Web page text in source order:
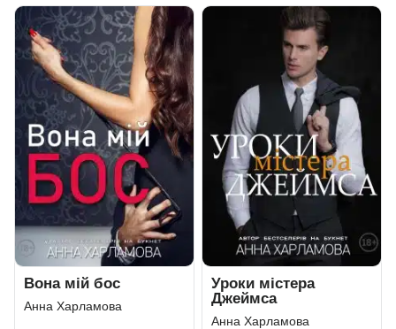
Вона мій бос
Анна Харламова
Уроки містера
Джеймса
Анна Харламова